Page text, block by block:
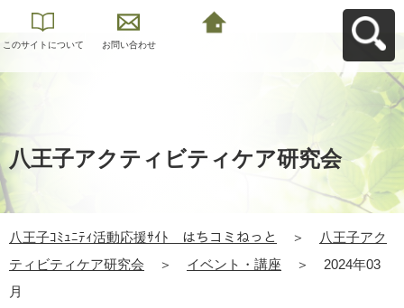
このサイトについて お問い合わせ
八王子アクティビティケア研究会
八王子ｺﾐｭﾆﾃｨ活動応援ｻｲﾄ はちコミねっと ＞
八王子アク
ティビティケア研究会
＞ イベント・講座 ＞
2024年03
月